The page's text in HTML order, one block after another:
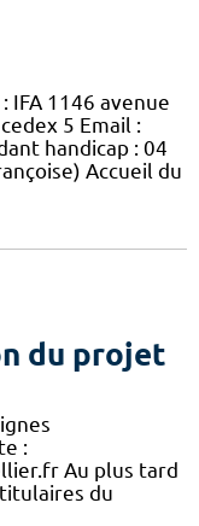
IFA 1146 avenue
5 Email :
handicap : 04
Accueil du
du projet
:
Au plus tard
du